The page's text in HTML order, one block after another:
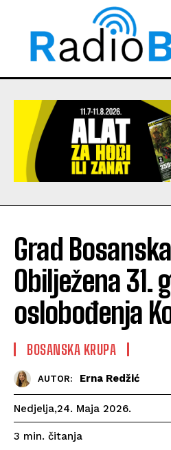
Grad
Obilježena 31.
oslobođenja
BOSANSKA KRUPA
AUTOR: Erna Redžić
Nedjelja,24. Maja 2026.
3 min. čitanja